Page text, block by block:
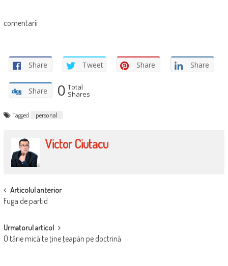
comentarii
Share Tweet Share Share
Share 0 Total
Shares
Tagged personal
Victor Ciutacu
POST
NAVIGATION
Articolul anterior
Fuga de partid
Urmatorul articol
O tărie mică te ţine ţeapăn pe doctrină